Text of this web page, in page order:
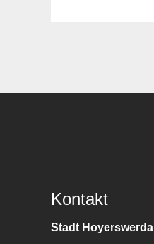
Kontakt
Stadt Hoyerswerda